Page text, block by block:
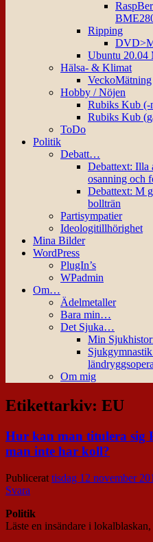
Ripping
Ubuntu 20.04
Hälsa- & Klimat
VeckoMätning
Hobby / Nöjen
Rubiks Kub (-
Rubiks Kub
ToDo
Politik
Debatt…
Debattext: Illa
osanning och
Debattext: M
bollträn
Partisympatier
Ideologitillhörighet
Mina Bilder
WordPress
PlugIn’s
WPadmin
Om…
Ädelmetaller
Bara min…
Det Sjuka…
Min
Om mig
Etikettarkiv: EU
Hur kan man titulera
man inte har koll?
Publicerat tisdag 12 november
Svara
Politik
Läste en insändare i lokalblaskan,